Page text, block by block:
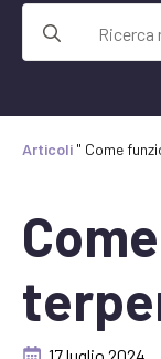
per:
Articoli " Come